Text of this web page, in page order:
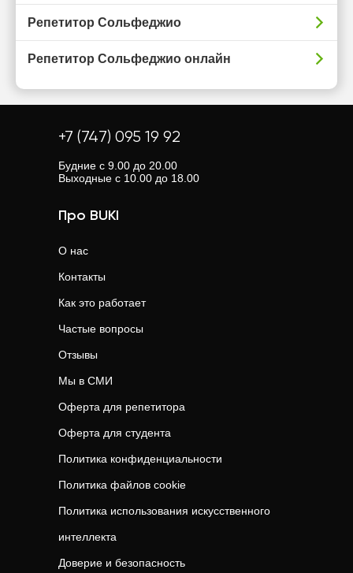
Репетитор Сольфеджио
Репетитор Сольфеджио онлайн
+7 (747) 095 19 92
Будние с 9.00 до 20.00
Выходные с 10.00 до 18.00
Про BUKI
О нас
Контакты
Как это работает
Частые вопросы
Отзывы
Мы в СМИ
Оферта для репетитора
Оферта для студента
Политика конфиденциальности
Политика файлов cookie
Политика использования искусственного
интеллекта
Доверие и безопасность